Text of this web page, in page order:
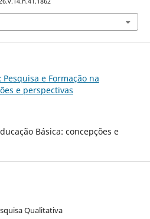
Pesquisa e Formação na
e perspectivas
Básica: concepções e
Qualitativa